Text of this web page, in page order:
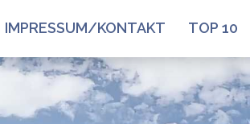
IMPRESSUM/KONTAKT TOP 10